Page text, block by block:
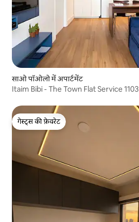
साओ पॉओलो में अपार्टमेंट
Itaim Bibi - The Town Flat Service 1103
गेस्ट्स की फ़ेवरेट
गेस्ट्स की फ़ेवरेट